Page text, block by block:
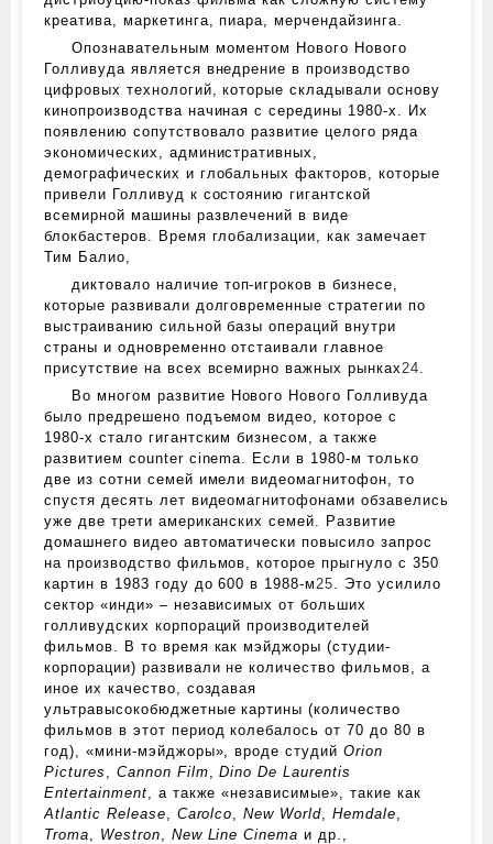
креатива, маркетинга, пиара, мерчендайзинга.
Опознавательным моментом Нового Нового
Голливуда является внедрение в производство
цифровых технологий, которые складывали основу
кинопроизводства начиная с середины 1980‑х. Их
появлению сопутствовало развитие целого ряда
экономических, административных,
демографических и глобальных факторов, которые
привели Голливуд к состоянию гигантской
всемирной машины развлечений в виде
блокбастеров. Время глобализации, как замечает
Тим Балио,
диктовало наличие топ-игроков в бизнесе,
которые развивали долговременные стратегии по
выстраиванию сильной базы операций внутри
страны и одновременно отстаивали главное
присутствие на всех всемирно важных рынках 24
Во многом развитие Нового Нового Голливуда
было предрешено подъемом видео, которое с
1980‑х стало гигантским бизнесом, а также
развитием counter cinema. Если в 1980‑м только
две из сотни семей имели видеомагнитофон, то
спустя десять лет видеомагнитофонами обзавелись
уже две трети американских семей. Развитие
домашнего видео автоматически повысило запрос
на производство фильмов, которое прыгнуло с 350
картин в 1983 году до 600 в 1988‑м 25 . Это усилило
сектор «инди» – независимых от больших
голливудских корпораций производителей
фильмов. В то время как мэйджоры (студии-
корпорации) развивали не количество фильмов, а
иное их качество, создавая
ультравысокобюджетные картины (количество
фильмов в этот период колебалось от 70 до 80 в
год), «мини-мэйджоры», вроде студийOrion
Pictures
Cannon Film ,Dino De Laurentis
Entertainment , а также «независимые», такие как
Atlantic Release
Carolco ,New World ,Hemdale
Troma
Westron New Line Cinema и др.,